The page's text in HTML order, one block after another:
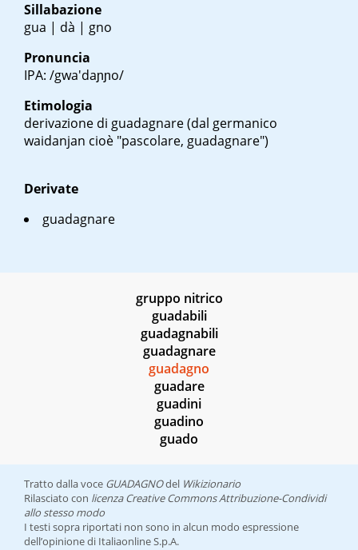
Sillabazione
gua | dà | gno
Pronuncia
IPA: /gwa'daɲɲo/
Etimologia
derivazione di guadagnare (dal germanico
waidanjan cioè "pascolare, guadagnare")
Derivate
guadagnare
gruppo nitrico
guadabili
guadagnabili
guadagnare
guadagno
guadare
guadini
guadino
guado
Tratto dalla voce GUADAGNOdel Wikizionario
Rilasciato con licenza Creative Commons Attribuzione-Condividi
allo stesso modo
I testi sopra riportati non sono in alcun modo espressione
dell’opinione di Italiaonline S.p.A.